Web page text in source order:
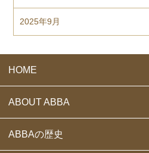
2025年9月
HOME
ABOUT ABBA
ABBAの歴史